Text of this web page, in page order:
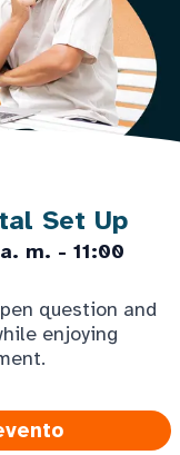
Set Up
m. - 11:00
question and
enjoying